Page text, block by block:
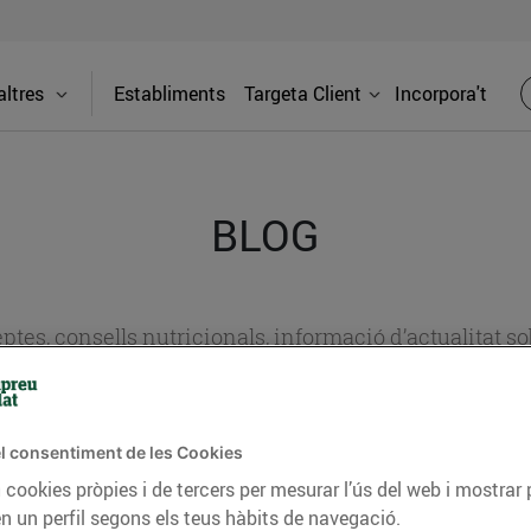
Establiments Targeta Client Incorpora't
BLOG
consells nutricionals, informació d’actualitat
CONSELLS I HÀBITS SALUDABLES ENERGIA
consentiment de les Cookies
pròpies i de tercers per mesurar l’ús del web i
un perfil segons els teus hàbits de navegació.